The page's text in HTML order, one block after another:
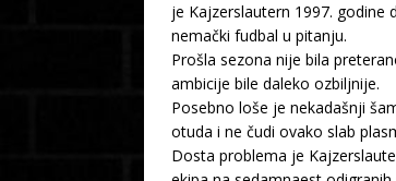
je Kajzerslautern 1997.
nemački fudbal u pitanju.
Prošla sezona nije bila
ambicije bile daleko ozbiljnije.
Posebno loše je nekadašnji
otuda i ne čudi ovako slab
Dosta problema je